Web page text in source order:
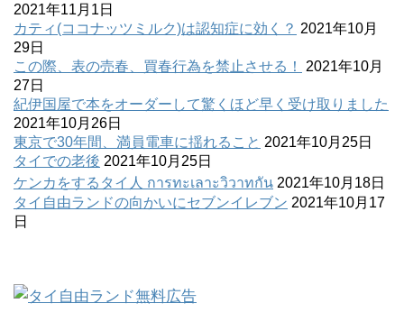
2021年11月1日
カティ(ココナッツミルク)は認知症に効く？ 2021年10月
29日
この際、表の売春、買春行為を禁止させる！
2021年10月
27日
紀伊国屋で本をオーダーして驚くほど早く受け取りました
2021年10月26日
東京で30年間、満員電車に揺れること 2021年10月25日
タイでの老後 2021年10月25日
ケンカをするタイ人 การทะเลาะวิวาทกัน 2021年10月18日
タイ自由ランドの向かいにセブンイレブン 2021年10月17
日